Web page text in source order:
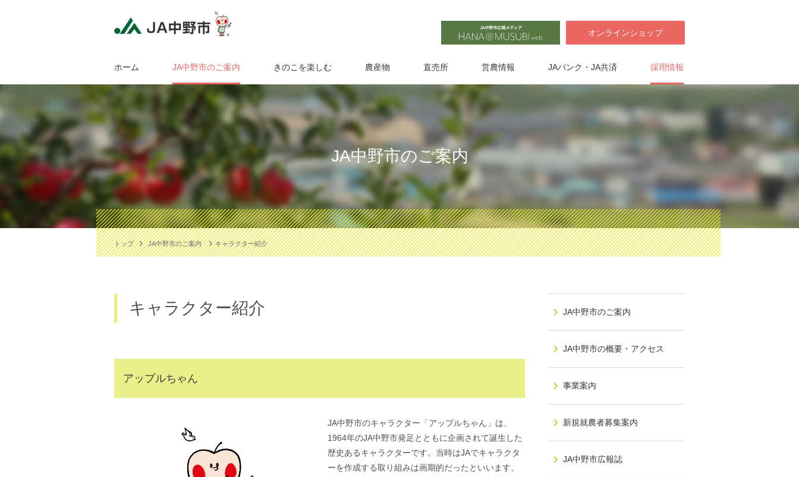
ホーム JA中野市のご案内 きのこを楽しむ 農産物 直売所 営農情報 JAバンク・JA共済 採用情報
オンラインショップ
JA中野市のご案内
トップ JA中野市のご案内 キャラクター紹介
キャラクター紹介
アップルちゃん
JA中野市のキャラクター「アップルちゃん」は、
1964年のJA中野市発足とともに企画されて誕生した
歴史あるキャラクターです。当時はJAでキャラクタ
ーを作成する取り組みは画期的だったといいます。
JA中野市のご案内
JA中野市の概要・アクセス
事業案内
新規就農者募集案内
JA中野市広報誌